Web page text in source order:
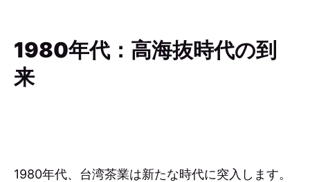
1980年代：高海抜時代の到
来
1980年代、台湾茶業は新たな時代に突入します。